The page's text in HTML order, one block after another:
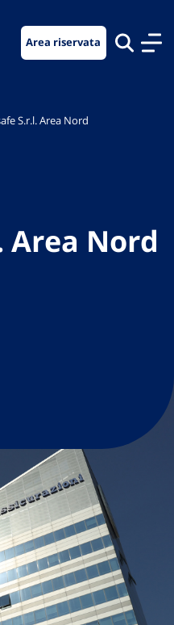
Area riservata
S.r.l. Area Nord
Area Nord